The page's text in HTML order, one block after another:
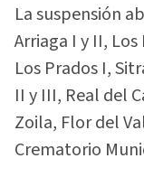
La suspensión
Arriaga I y II,
Los Prados I,
II y III, Real del
Zoila, Flor del
Crematorio